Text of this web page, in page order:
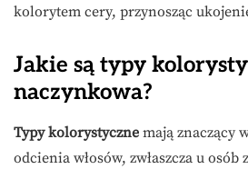
kolorytem cery, przynosząc
Jakie są typy
naczynkowa?
Typy kolorystyczne mają znaczący
odcienia włosów, zwłaszcza u osób z